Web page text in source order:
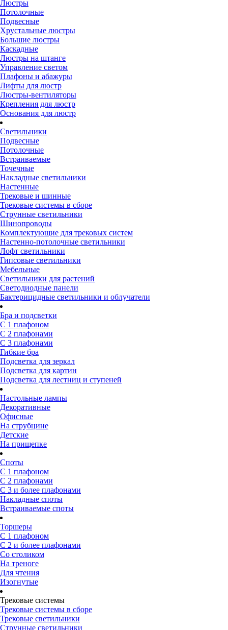
Люстры
Потолочные
Подвесные
Хрустальные люстры
Большие люстры
Каскадные
Люстры на штанге
Управление светом
Плафоны и абажуры
Лифты для люстр
Люстры-вентиляторы
Крепления для люстр
Основания для люстр
Светильники
Подвесные
Потолочные
Встраиваемые
Точечные
Накладные светильники
Настенные
Трековые и шинные
Трековые системы в сборе
Струнные светильники
Шинопроводы
Комплектующие для трековых систем
Настенно-потолочные светильники
Лофт светильники
Гипсовые светильники
Мебельные
Светильники для растений
Светодиодные панели
Бактерицидные светильники и облучатели
Бра и подсветки
С 1 плафоном
С 2 плафонами
С 3 плафонами
Гибкие бра
Подсветка для зеркал
Подсветка для картин
Подсветка для лестниц и ступеней
Настольные лампы
Декоративные
Офисные
На струбцине
Детские
На прищепке
Споты
С 1 плафоном
С 2 плафонами
С 3 и более плафонами
Накладные споты
Встраиваемые споты
Торшеры
С 1 плафоном
С 2 и более плафонами
Со столиком
На треноге
Для чтения
Изогнутые
Трековые системы
Трековые системы в сборе
Трековые светильники
Струнные светильники